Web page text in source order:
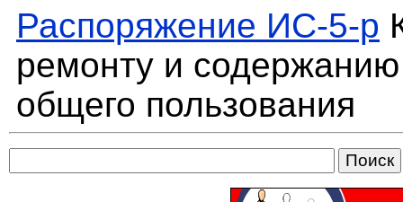
Распоряжение ИС-5-р
ремонту и
общего пользования